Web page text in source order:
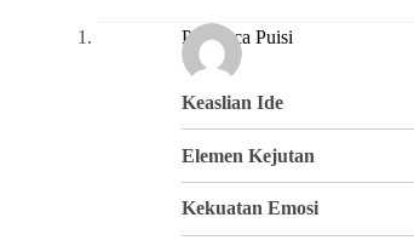
Pembaca Puisi
Keaslian Ide
Elemen Kejutan
Kekuatan Emosi